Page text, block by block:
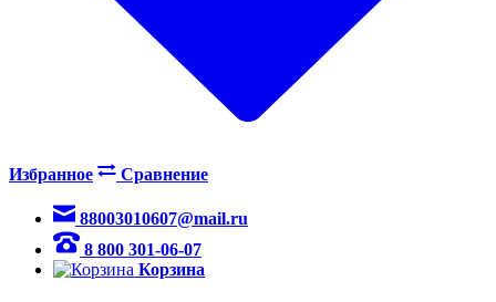
Избранное Сравнение
88003010607@mail.ru
8 800 301-06-07
Корзина